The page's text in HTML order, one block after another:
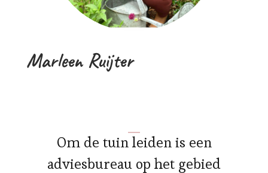
Marleen Ruijter
Om de tuin leiden is een
adviesbureau op het gebied